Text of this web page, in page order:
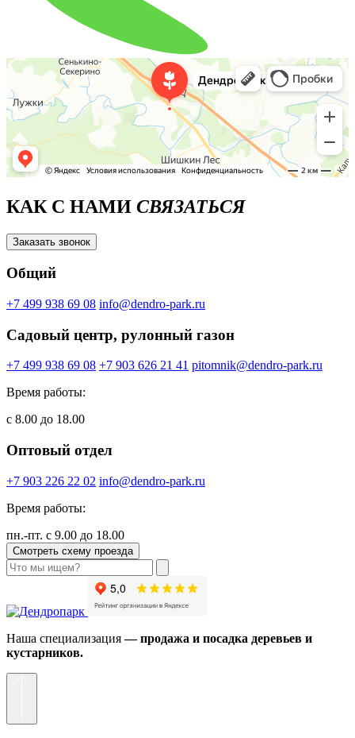
КАК С НАМИ СВЯЗАТЬСЯ
Заказать звонок
Общий
+7 499 938 69 08 info@dendro-park.ru
Садовый центр, рулонный газон
+7 499 938 69 08 +7 903 626 21 41 pitomnik@dendro-park.ru
Время работы:
с 8.00 до 18.00
Оптовый отдел
+7 903 226 22 02 info@dendro-park.ru
Время работы:
пн.-пт. с 9.00 до 18.00
Смотреть схему проезда
Наша специализация— продажа и посадка деревьев и
кустарников.